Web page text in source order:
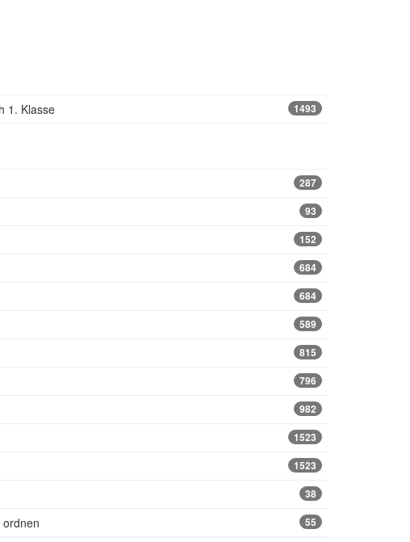
1. Klasse 1493
287
93
152
684
684
589
815
796
982
1523
1523
38
55